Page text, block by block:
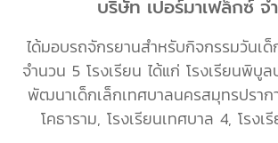
บริษัท เปอร์มาเฟล็กซ์ จ
ได้มอบรถจักรยานสำหรับกิจกรรมวันเด็
จำนวน 5 โรงเรียน ได้แก่ โรงเรียนพิบู
พัฒนาเด็กเล็กเทศบาลนครสมุทรปราก
โคธาราม, โรงเรียนเทศบาล 4, โรงเ